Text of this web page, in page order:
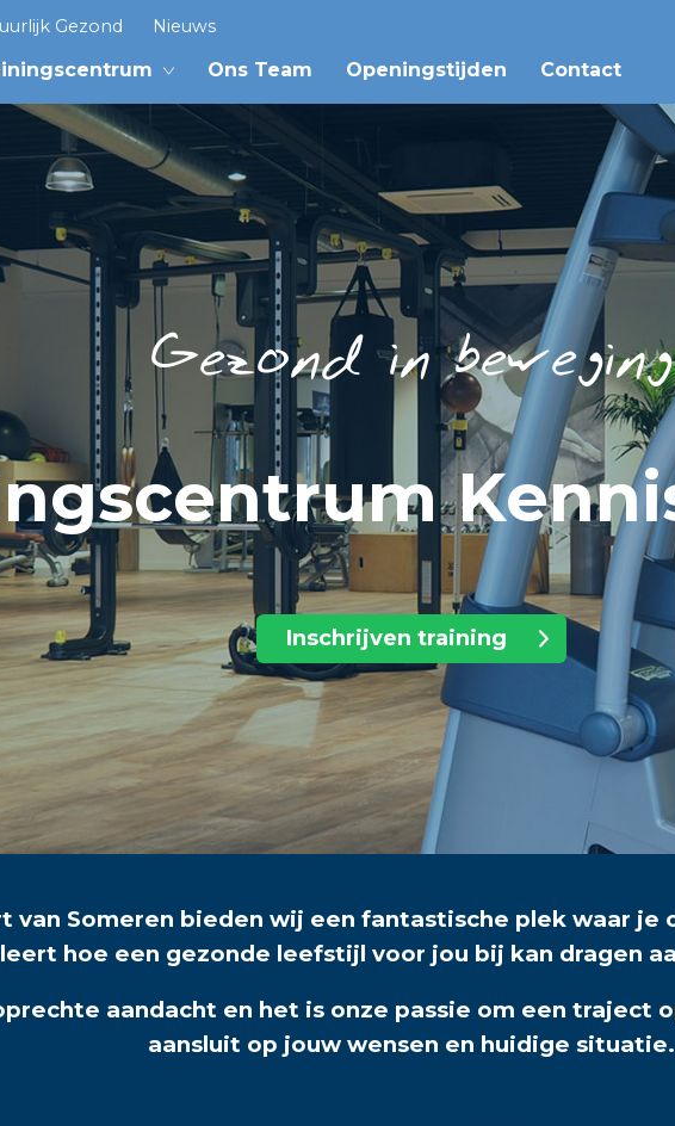
Gezond Nieuws
Ons Team Openingstijden Contact
Gezond in beweging
Inschrijven training
van Someren bieden wij een fantastische plek waar je
hoe een gezonde leefstijl voor jou bij kan dragen
aandacht en het is onze passie om een traject
aansluit op jouw wensen en huidige situatie.